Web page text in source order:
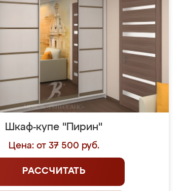
Шкаф-купе "Пирин"
Цена: от 37 500 руб.
РАССЧИТАТЬ